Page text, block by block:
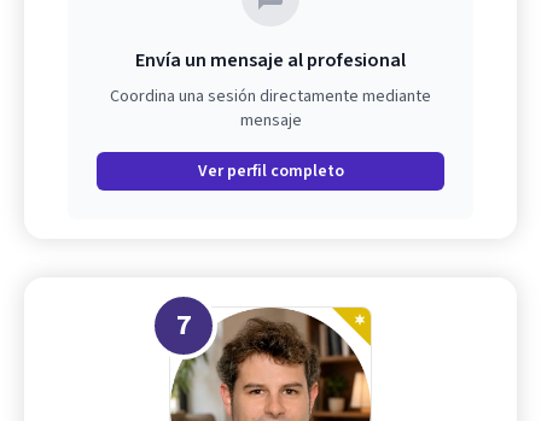
Envía un mensaje al profesional
Coordina una sesión directamente mediante
mensaje
Ver perfil completo
7